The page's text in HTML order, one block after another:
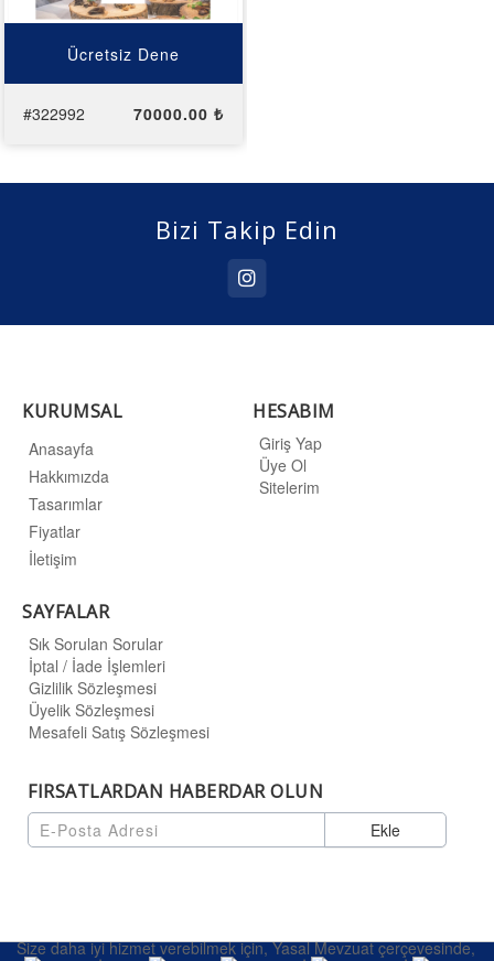
Ücretsiz Dene
#322992 70000.00 ₺
Bizi Takip Edin
KURUMSAL
Anasayfa
Hakkımızda
Tasarımlar
Fiyatlar
İletişim
HESABIM
Giriş Yap
Üye Ol
Sitelerim
SAYFALAR
Sık Sorulan Sorular
İptal / İade İşlemleri
Gizlilik Sözleşmesi
Üyelik Sözleşmesi
Mesafeli Satış Sözleşmesi
FIRSATLARDAN HABERDAR OLUN
Ekle
Size daha iyi hizmet verebilmek için, Yasal Mevzuat çerçevesinde,